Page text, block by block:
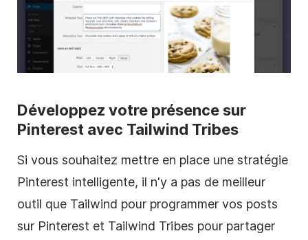
Développez votre présence sur
Pinterest avec Tailwind Tribes
Si vous souhaitez mettre en place une stratégie
Pinterest intelligente, il n'y a pas de meilleur
outil que Tailwind pour programmer vos posts
sur Pinterest et Tailwind Tribes pour partager